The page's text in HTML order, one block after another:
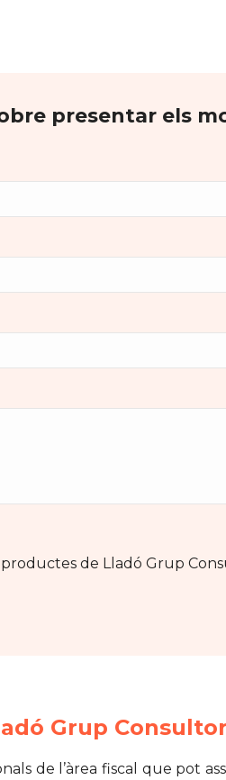
presentar els
de Lladó Grup
Grup Consultor
de l’àrea fiscal que pot